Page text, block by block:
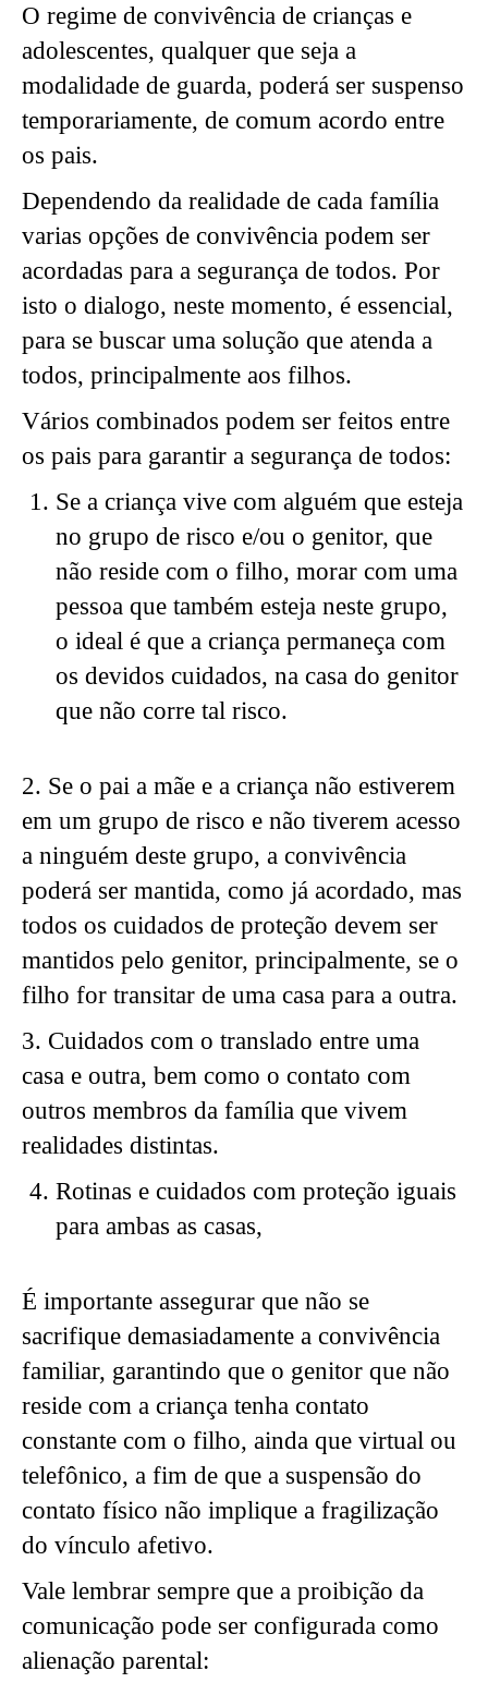
O regime de convivência de crianças e
adolescentes, qualquer que seja a
modalidade de guarda, poderá ser suspenso
temporariamente, de comum acordo entre
os pais.
Dependendo da realidade de cada família
varias opções de convivência podem ser
acordadas para a segurança de todos. Por
isto o dialogo, neste momento, é essencial,
para se buscar uma solução que atenda a
todos, principalmente aos filhos.
Vários combinados podem ser feitos entre
os pais para garantir a segurança de todos:
Se a criança vive com alguém que esteja
no grupo de risco e/ou o genitor, que
não reside com o filho, morar com uma
pessoa que também esteja neste grupo,
o ideal é que a criança permaneça com
os devidos cuidados, na casa do genitor
que não corre tal risco.
2. Se o pai a mãe e a criança não estiverem
em um grupo de risco e não tiverem acesso
a ninguém deste grupo, a convivência
poderá ser mantida, como já acordado, mas
todos os cuidados de proteção devem ser
mantidos pelo genitor, principalmente, se o
filho for transitar de uma casa para a outra.
3. Cuidados com o translado entre uma
casa e outra, bem como o contato com
outros membros da família que vivem
realidades distintas.
Rotinas e cuidados com proteção iguais
para ambas as casas,
É importante assegurar que não se
sacrifique demasiadamente a convivência
familiar, garantindo que o genitor que não
reside com a criança tenha contato
constante com o filho, ainda que virtual ou
telefônico, a fim de que a suspensão do
contato físico não implique a fragilização
do vínculo afetivo.
Vale lembrar sempre que a proibição da
comunicação pode ser configurada como
alienação parental: